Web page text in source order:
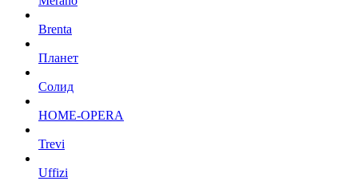
Brenta
Планет
Солид
HOME-OPERA
Trevi
Uffizi